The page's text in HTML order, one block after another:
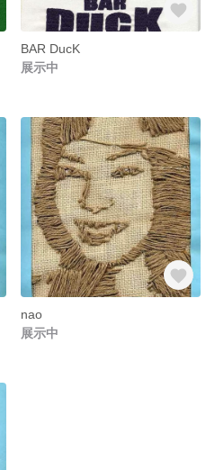
BAR DucK
展示中
nao
展示中